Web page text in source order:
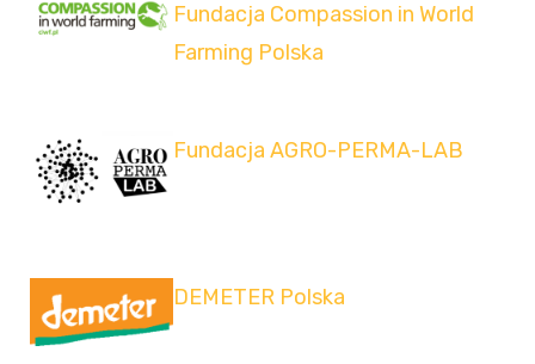
Fundacja Compassion in World
Farming Polska
Fundacja AGRO-PERMA-LAB
DEMETER Polska